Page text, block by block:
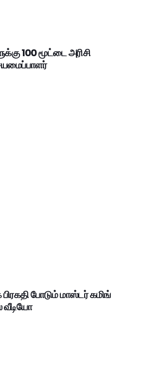
100 மூட்டை அரிசி
போடும் மாஸ்டர் கமிங்
வீடியோ